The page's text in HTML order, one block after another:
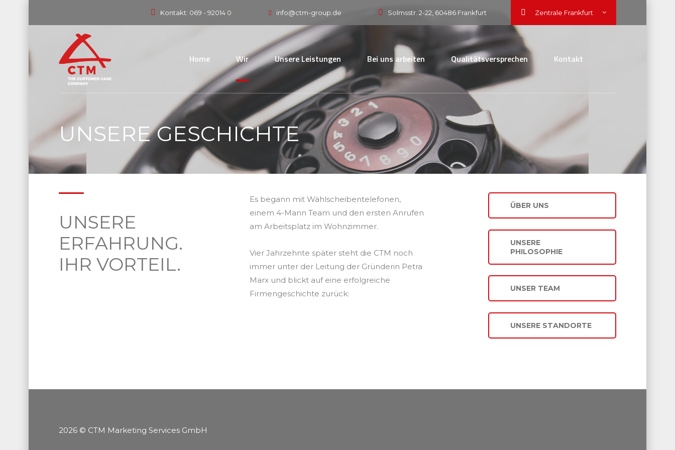
Zentrale Frankfurt
Kontakt: 069 - 92014 0 info@ctm-group.de Solmsstr. 2-22, 60486 Frankfurt
Home Wir Unsere Leistungen Bei uns arbeiten Qualitätsversprechen Kontakt
UNSERE GESCHICHTE
UNSERE
ERFAHRUNG.
IHR VORTEIL.
Es begann mit Wählscheibentelefonen,
einem 4-Mann Team und den ersten Anrufen
am Arbeitsplatz im Wohnzimmer.
Vier Jahrzehnte später steht die CTM noch
immer unter der Leitung der Gründerin Petra
Marx und blickt auf eine erfolgreiche
Firmengeschichte zurück:
ÜBER UNS
UNSERE
PHILOSOPHIE
UNSER TEAM
UNSERE STANDORTE
2026 © CTM Marketing Services GmbH